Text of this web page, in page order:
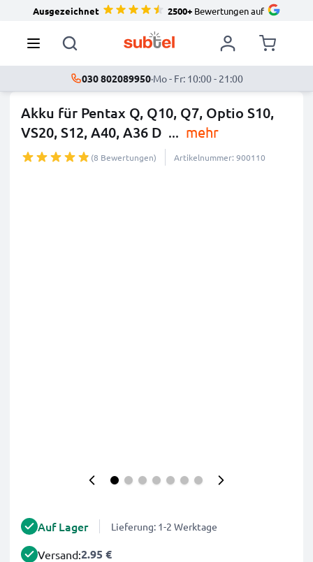
Ausgezeichnet 2500+Bewertungen auf
030 802089950·Mo - Fr: 10:00 - 21:00
Akku für Pentax Q, Q10, Q7, Optio S10,
VS20, S12, A40, A36 D ... mehr
(8 Bewertungen) Artikelnummer: 900110
Auf Lager Lieferung: 1-2 Werktage
Versand:2.95 €